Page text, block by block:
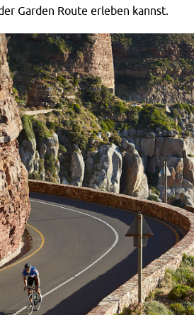
Garden Route erleben kannst.